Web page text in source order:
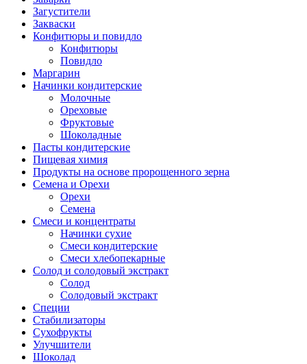
Загустители
Закваски
Конфитюры и повидло
Конфитюры
Повидло
Маргарин
Начинки кондитерские
Молочные
Ореховые
Фруктовые
Шоколадные
Пасты кондитерские
Пищевая химия
Продукты на основе пророщенного зерна
Семена и Орехи
Орехи
Семена
Смеси и концентраты
Начинки сухие
Смеси кондитерские
Смеси хлебопекарные
Солод и солодовый экстракт
Солод
Солодовый экстракт
Специи
Стабилизаторы
Сухофрукты
Улучшители
Шоколад